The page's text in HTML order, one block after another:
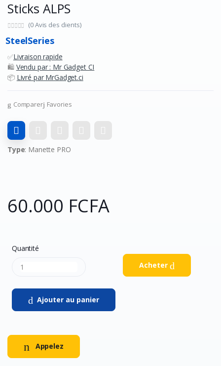
Sticks ALPS
(0 Avis des clients)
SteelSeries
✅Livraison rapide
🛍️ Vendu par : Mr Gadget CI
📦 Livré par MrGadget.ci
Comparer Favories
Type: Manette PRO
60.000 FCFA
Quantité
Ajouter au panier
Acheter
Appelez